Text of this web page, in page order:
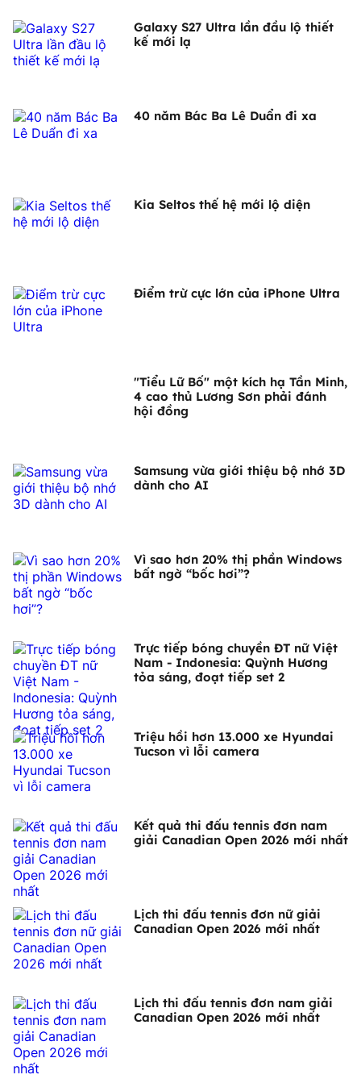
Galaxy S27 Ultra lần đầu lộ thiết
kế mới lạ
40 năm Bác Ba Lê Duẩn đi xa
Kia Seltos thế hệ mới lộ diện
Điểm trừ cực lớn của iPhone Ultra
"Tiểu Lữ Bố" một kích hạ Tần Minh,
4 cao thủ Lương Sơn phải đánh
hội đồng
Samsung vừa giới thiệu bộ nhớ 3D
dành cho AI
Vì sao hơn 20% thị phần Windows
bất ngờ “bốc hơi”?
Trực tiếp bóng chuyền ĐT nữ Việt
Nam - Indonesia: Quỳnh Hương
tỏa sáng, đoạt tiếp set 2
Triệu hồi hơn 13.000 xe Hyundai
Tucson vì lỗi camera
Kết quả thi đấu tennis đơn nam
giải Canadian Open 2026 mới nhất
Lịch thi đấu tennis đơn nữ giải
Canadian Open 2026 mới nhất
Lịch thi đấu tennis đơn nam giải
Canadian Open 2026 mới nhất